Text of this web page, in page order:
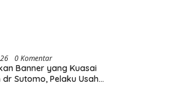
0 Komentar
Banner yang Kuasai
Sutomo, Pelaku Usaha